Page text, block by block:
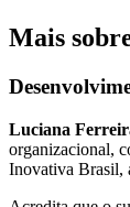
Mais
Luciana
organizacional,
Inovativa Brasil,